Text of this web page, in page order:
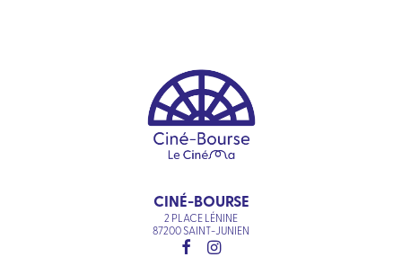
CINÉ-BOURSE
2 PLACE LÉNINE
87200 SAINT-JUNIEN